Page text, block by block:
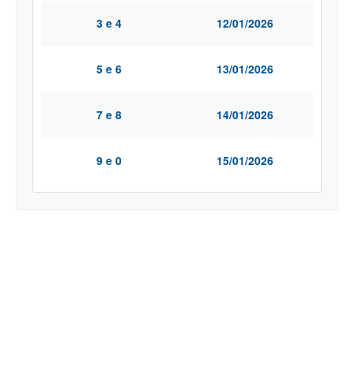
3 e 4 12/01/2026
5 e 6 13/01/2026
7 e 8 14/01/2026
9 e 0 15/01/2026